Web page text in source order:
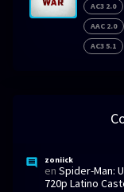
AC3 2.0
AAC 2.0
AC3 5.1
zoniick
en Spider-Man:
720p Latino